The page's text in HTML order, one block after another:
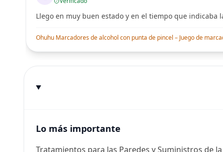
Llego en muy buen estado y en el tiempo que indicaba
Ohuhu Marcadores de alcohol con punta de pincel – Juego de
Lo más importante
Tratamientos para las Paredes y Suministros de